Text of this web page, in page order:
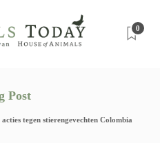
0
Post
tegen stierengevechten Colombia